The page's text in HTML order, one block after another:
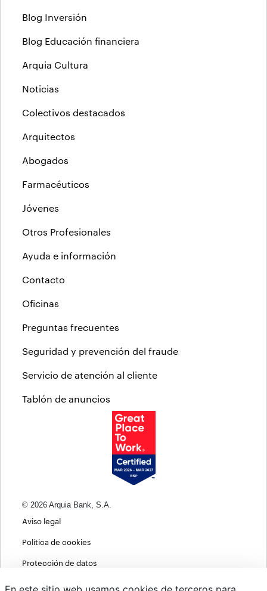
Blog Inversión
Blog Educación financiera
Arquia Cultura
Noticias
Colectivos destacados
Arquitectos
Abogados
Farmacéuticos
Jóvenes
Otros Profesionales
Ayuda e información
Contacto
Oficinas
Preguntas frecuentes
Seguridad y prevención del fraude
Servicio de atención al cliente
Tablón de anuncios
© 2026 Arquia Bank, S.A.
Aviso legal
Política de cookies
Protección de datos
Política de privacidad web